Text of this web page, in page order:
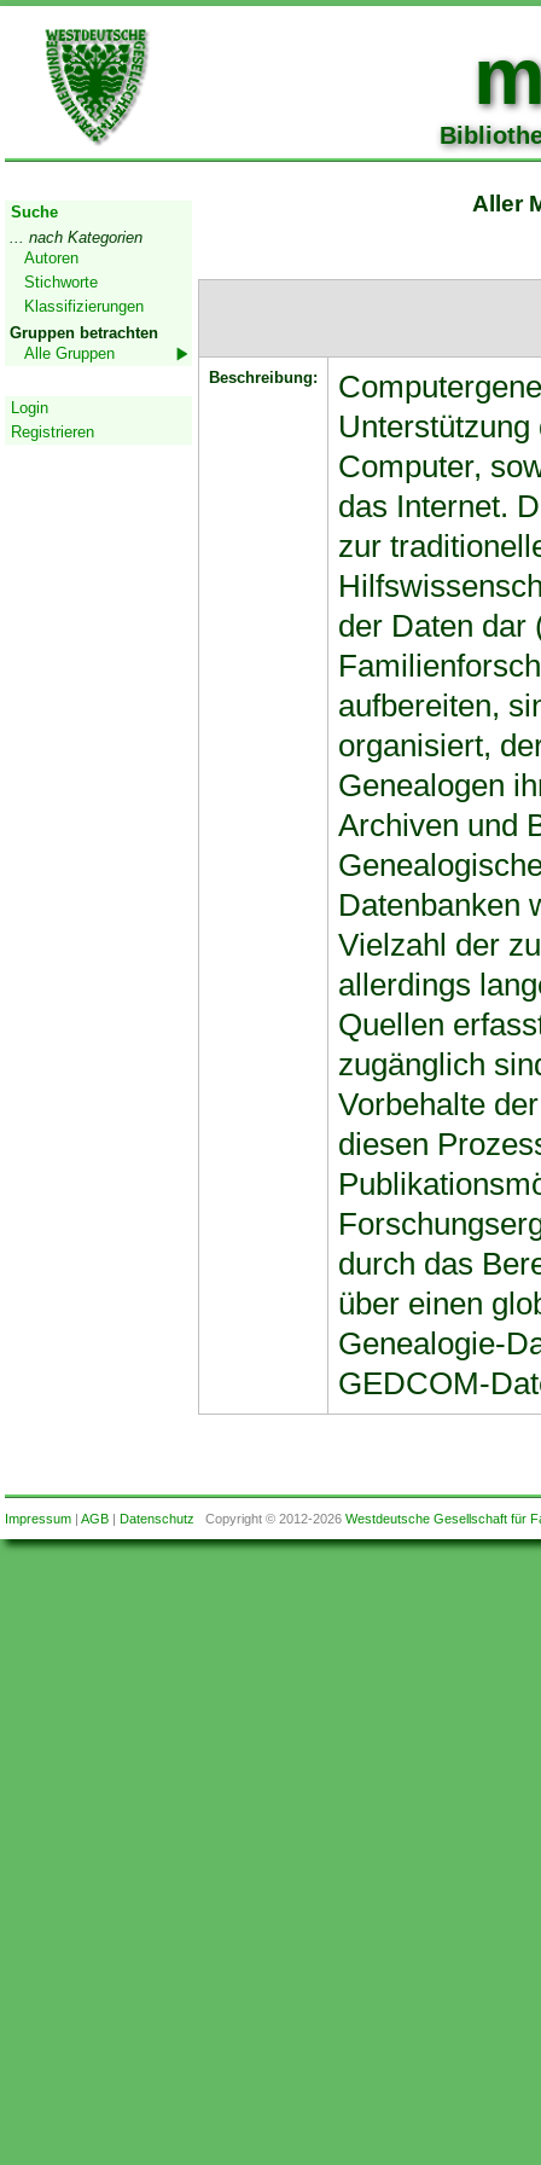
Suche
... nach Kategorien
Autoren
Stichworte
Klassifizierungen
Gruppen betrachten
Alle Gruppen
Login
Registrieren
Aller
Beschreibung:
Computer,
das Internet.
zur
der Daten dar
aufbereiten,
organisiert,
Genealogen
Archiven und
Datenbanken
Vielzahl der
allerdings
Quellen
zugänglich
Vorbehalte
diesen
durch das
über einen
Genealogie-
GEDCOM-
Impressum| AGB| Datenschutz Copyright © 2012-2026 Westdeutsche Gesellschaft für